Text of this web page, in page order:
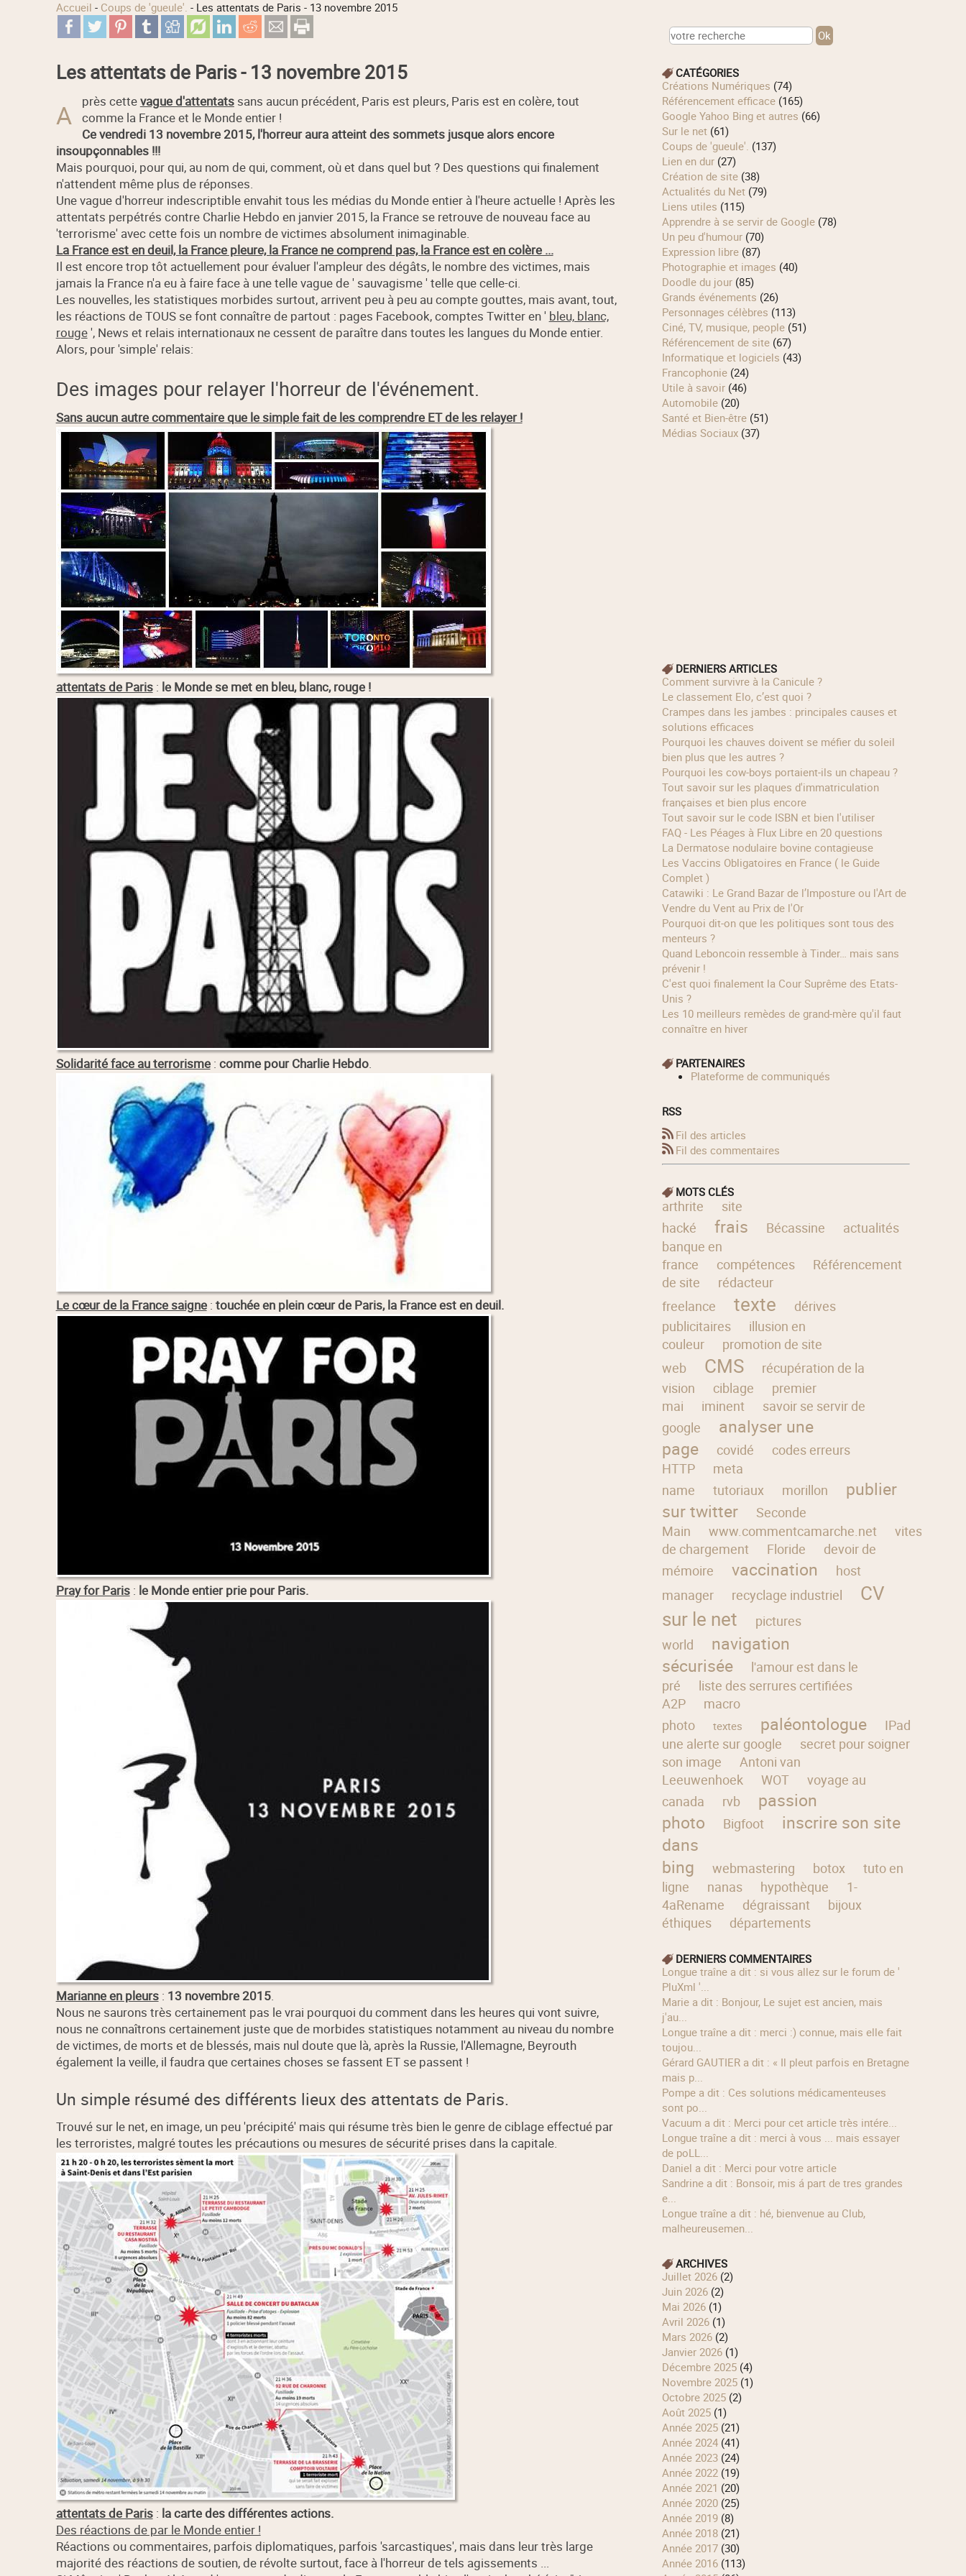
Accueil - Coups de 'gueule'. - Les attentats de Paris - 13 novembre 2015
Les attentats de Paris - 13 novembre 2015
A près cettevague d'attentatssans aucun précédent, Paris est pleurs, Paris est en colère, tout
comme la France et le Monde entier !
Ce vendredi 13 novembre 2015, l'horreur aura atteint des sommets jusque alors encore
insoupçonnables !!!
Mais pourquoi, pour qui, au nom de qui, comment, où et dans quel but ? Des questions qui finalement
n'attendent même plus de réponses.
Une vague d'horreur indescriptible envahit tous les médias du Monde entier à l'heure actuelle ! Après les
attentats perpétrés contre Charlie Hebdo en janvier 2015, la France se retrouve de nouveau face au
'terrorisme' avec cette fois un nombre de victimes absolument inimaginable.
La France est en deuil, la France pleure, la France ne comprend pas, la France est en colère ...
Il est encore trop tôt actuellement pour évaluer l'ampleur des dégâts, le nombre des victimes, mais
jamais la France n'a eu à faire face à une telle vague de ' sauvagisme ' telle que celle-ci.
Les nouvelles, les statistiques morbides surtout, arrivent peu à peu au compte gouttes, mais avant, tout,
les réactions de TOUS se font connaître de partout : pages Facebook, comptes Twitter en ' bleu, blanc,
rouge', News et relais internationaux ne cessent de paraître dans toutes les langues du Monde entier.
Alors, pour 'simple' relais:
Des images pour relayer l'horreur de l'événement.
Sans aucun autre commentaire que le simple fait de les comprendre ET de les relayer !
attentats de Paris: le Monde se met en bleu, blanc, rouge !
Solidarité face au terrorisme: comme pour Charlie Hebdo.
Le cœur de la France saigne: touchée en plein cœur de Paris, la France est en deuil.
Pray for Paris: le Monde entier prie pour Paris.
Marianne en pleurs: 13 novembre 2015.
Nous ne saurons très certainement pas le vrai pourquoi du comment dans les heures qui vont suivre,
nous ne connaîtrons certainement juste que de morbides statistiques notamment au niveau du nombre
de victimes, de morts et de blessés, mais nul doute que là, après la Russie, l'Allemagne, Beyrouth
également la veille, il faudra que certaines choses se fassent ET se passent !
Un simple résumé des différents lieux des attentats de Paris.
Trouvé sur le net, en image, un peu 'précipité' mais qui résume très bien le genre de ciblage effectué par
les terroristes, malgré toutes les précautions ou mesures de sécurité prises dans la capitale.
attentats de Paris: la carte des différentes actions.
Des réactions de par le Monde entier !
Réactions ou commentaires, parfois diplomatiques, parfois 'sarcastiques', mais dans leur très large
majorité des réactions de soutien, de révolte surtout, face à l'horreur de tels agissements ...
CATÉGORIES
Créations Numériques (74)
Référencement efficace(165)
Google Yahoo Bing et autres (66)
Sur le net(61)
Coups de 'gueule'. (137)
Lien en dur(27)
Création de site(38)
Actualités du Net(79)
Liens utiles (115)
Apprendre à se servir de Google(78)
Un peu d'humour(70)
Expression libre(87)
Photographie et images (40)
Doodle du jour(85)
Grands événements (26)
Personnages célèbres (113)
Ciné, TV, musique, people(51)
Référencement de site(67)
Informatique et logiciels (43)
Francophonie(24)
Utile à savoir(46)
Automobile(20)
Santé et Bien-être(51)
Médias Sociaux(37)
DERNIERS ARTICLES
Comment survivre à la Canicule ?
Le classement Elo, c’est quoi ?
Crampes dans les jambes : principales causes et
solutions efficaces
Pourquoi les chauves doivent se méfier du soleil
bien plus que les autres ?
Pourquoi les cow‑boys portaient‑ils un chapeau ?
Tout savoir sur les plaques d'immatriculation
françaises et bien plus encore
Tout savoir sur le code ISBN et bien l'utiliser
FAQ - Les Péages à Flux Libre en 20 questions
La Dermatose nodulaire bovine contagieuse
Les Vaccins Obligatoires en France ( le Guide
Complet )
Catawiki : Le Grand Bazar de l’Imposture ou l'Art de
Vendre du Vent au Prix de l'Or
Pourquoi dit-on que les politiques sont tous des
menteurs ?
Quand Leboncoin ressemble à Tinder… mais sans
prévenir !
C'est quoi finalement la Cour Suprême des Etats-
Unis ?
Les 10 meilleurs remèdes de grand-mère qu'il faut
connaître en hiver
PARTENAIRES
Plateforme de communiqués
RSS
Fil des articles
Fil des commentaires
MOTS CLÉS
arthrite
site
hacké
frais Bécassine
actualités
banque en
france
compétences
Référencement
de site
rédacteur
freelance
texte
dérives
publicitaires
illusion en
couleur
promotion de site
web
CMS
récupération de la
vision
ciblage
premier
mai
iminent
savoir se servir de
google
analyser une
page
covidé
codes erreurs
HTTP
meta
name
tutoriaux morillon
publier
sur twitter
Seconde
Main
www.commentcamarche.net
vitesse
de chargement
Floride
devoir de
mémoire
vaccination
host
manager
recyclage industriel
CV
sur le net
pictures
world
navigation
sécurisée
l'amour est dans le
pré
liste des serrures certifiées
A2P
macro
photo
textes paléontologue IPad
une alerte sur google
secret pour soigner
son image
Antoni van
Leeuwenhoek
WOT
voyage au
canada
rvb
passion
photo
Bigfoot
inscrire son site
dans
bing
webmastering botox
tuto en
ligne
nanas hypothèque
1-
4aRename
dégraissant
bijoux
éthiques
départements
DERNIERS COMMENTAIRES
longue traîne a dit : si vous allez sur le forum de '
PluXml '...
Marie a dit : Bonjour, Le sujet est ancien, mais
j'au...
longue traîne a dit : merci :) connue, mais elle fait
toujou...
Gérard GAUTIER a dit : « Il pleut parfois en Bretagne
mais p...
Pompe a dit : Ces solutions médicamenteuses
sont po...
Vacuum a dit : Merci pour cet article très intére...
longue traîne a dit : merci à vous ... mais essayer
de poLL...
Daniel a dit : Merci pour votre article
Sandrine a dit : Bonsoir, mis á part de tres grandes
e...
longue traîne a dit : hé, bienvenue au Club,
malheureusemen...
ARCHIVES
juillet 2026(2)
juin 2026(2)
mai 2026(1)
avril 2026(1)
mars 2026(2)
janvier 2026(1)
décembre 2025(4)
novembre 2025(1)
octobre 2025(2)
août 2025(1)
année 2025(21)
année 2024(41)
année 2023(24)
année 2022(19)
année 2021 (20)
année 2020(25)
année 2019(8)
année 2018(21)
année 2017(30)
année 2016(113)